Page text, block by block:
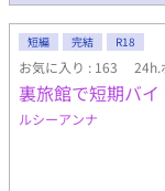
しずつ変わっていく
の青春と初恋の物語
しんでいただけたら
短編 完結 R18
お気に入り : 163 24h.
裏旅館で短期バ
ルシーアンナ